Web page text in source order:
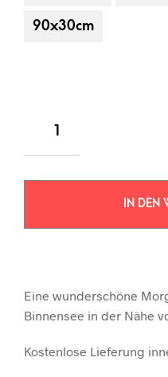
90x30cm
IN DEN
Eine wunderschöne
Binnensee in der Nähe
Kostenlose Lieferung